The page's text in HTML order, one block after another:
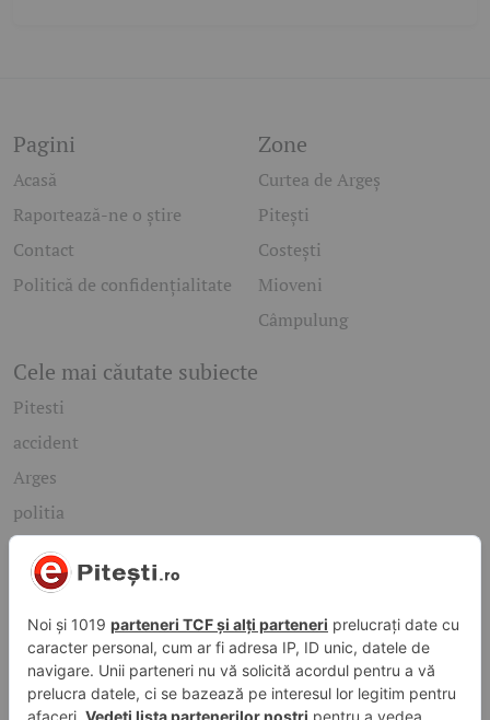
Pagini
Acasă
Raportează-ne o știre
Contact
Politică de confidențialitate
Zone
Curtea de Argeș
Pitești
Costești
Mioveni
Câmpulung
Cele mai căutate subiecte
Pitesti
accident
Arges
politia
mioveni
Caută rapid știrile care te interesează
Găsește cele mai recente știri, evenimente și subiecte de
interes din orașul tău. Introdu un cuvânt-cheie și descoperă
informațiile de care ai nevoie!